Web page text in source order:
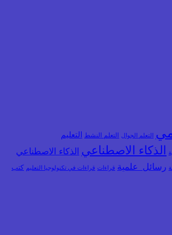
التعلم الجوال التعلم النشط التعليم
الذكاء الاصطناعي الذكاء الاصطناعي
رسائل_علمية قراءات قراءات في تكنولوجيا التعليم كتب